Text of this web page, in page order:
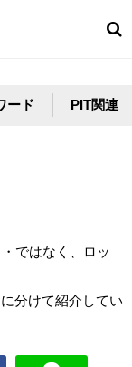
ード PIT関連
ではなく、ロッ
分けて紹介してい